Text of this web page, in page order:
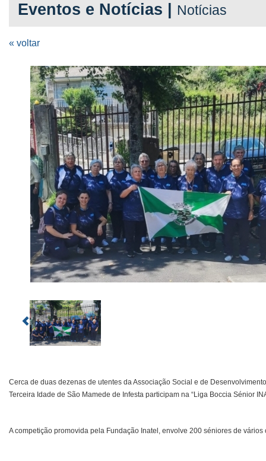
Eventos e Notícias | Notícias
« voltar
Cerca de duas dezenas de utentes da Associação Social e de
Terceira Idade de São Mamede de Infesta participam na “Liga Boccia Sénior
A competição promovida pela Fundação Inatel, envolve 200 séniores de